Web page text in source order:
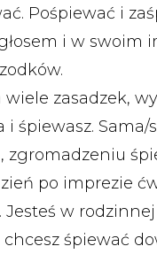
Pośpiewać i
i w swoim
zasadzek,
i śpiewasz.
po imprezie
w
śpiewać